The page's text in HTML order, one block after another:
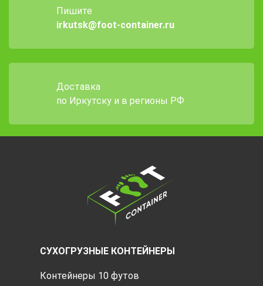
Пишите
irkutsk@foot-container.ru
Доставка
по Иркутску и в регионы РФ
СУХОГРУЗНЫЕ КОНТЕЙНЕРЫ
Контейнеры 10 футов